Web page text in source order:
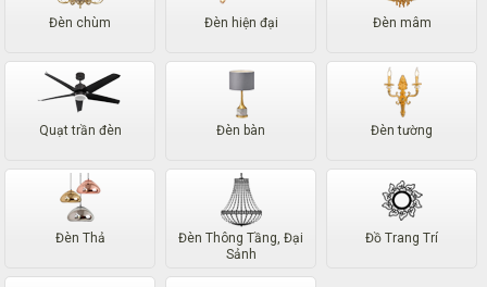
Đèn chùm Đèn hiện đại Đèn mâm
Quạt trần đèn Đèn bàn Đèn tường
Đèn Thả
Đèn Thông Tầng, Đại
Sảnh
Đồ Trang Trí